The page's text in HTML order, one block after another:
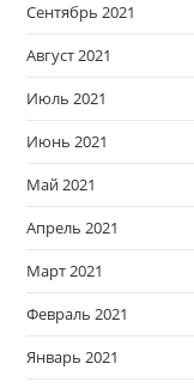
Сентябрь 2021
Август 2021
Июль 2021
Июнь 2021
Май 2021
Апрель 2021
Март 2021
Февраль 2021
Январь 2021